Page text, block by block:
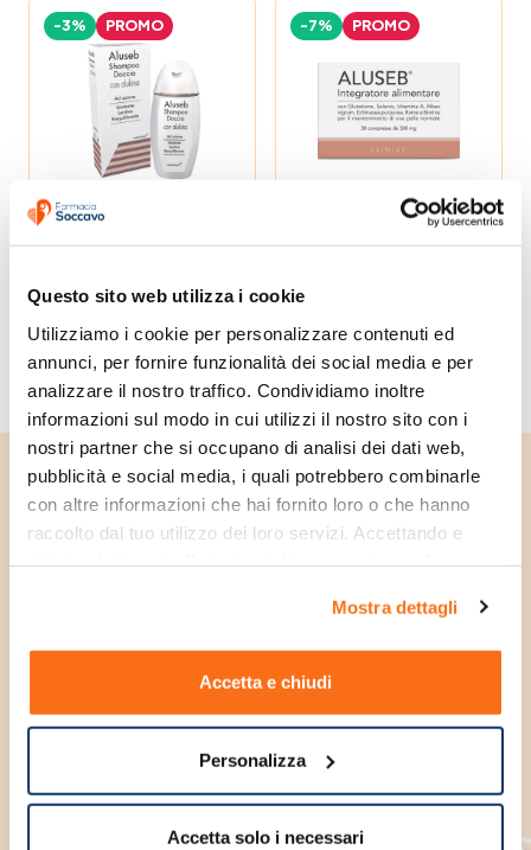
Questo sito web utilizza i cookie
Utilizziamo i cookie per personalizzare contenuti ed
annunci, per fornire funzionalità dei social media e per
analizzare il nostro traffico. Condividiamo inoltre
informazioni sul modo in cui utilizzi il nostro sito con i
nostri partner che si occupano di analisi dei dati web,
pubblicità e social media, i quali potrebbero combinarle
con altre informazioni che hai fornito loro o che hanno
raccolto dal tuo utilizzo dei loro servizi. Accettando e
Mostra dettagli
Accetta e chiudi
Personalizza
Accetta solo i necessari
La nostra linea
Elenco Farmaci
Guide alla salute
Black Friday 2025 Farmacia Soccavo
Pet bestseller
Beauty Shock
Prezzi Shock
Le Formule del Farmacista
Aluseb shampoo
125ml
-3% PROMO
compresse
-7% PROMO
Unisciti alla community e
ricevi subito uno
sconto di benvenuto
sconto di benvenutosul tuo primo
acquisto e tanti altri vantaggi esclusivi.
Iscriviti